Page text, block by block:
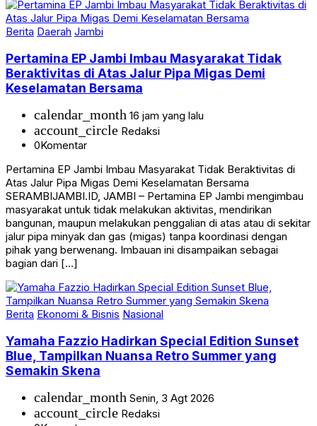
Berita Daerah Jambi
Pertamina EP Jambi Imbau Masyarakat Tidak
Beraktivitas di Atas Jalur Pipa Migas Demi
Keselamatan Bersama
calendar_month 16 jam yang lalu
account_circle Redaksi
0Komentar
Pertamina EP Jambi Imbau Masyarakat Tidak Beraktivitas di
Atas Jalur Pipa Migas Demi Keselamatan Bersama
SERAMBIJAMBI.ID, JAMBI – Pertamina EP Jambi mengimbau
masyarakat untuk tidak melakukan aktivitas, mendirikan
bangunan, maupun melakukan penggalian di atas atau di sekitar
jalur pipa minyak dan gas (migas) tanpa koordinasi dengan
pihak yang berwenang. Imbauan ini disampaikan sebagai
bagian dari […]
Berita Ekonomi & Bisnis Nasional
Yamaha Fazzio Hadirkan Special Edition Sunset
Blue, Tampilkan Nuansa Retro Summer yang
Semakin Skena
calendar_month Senin, 3 Agt 2026
account_circle Redaksi